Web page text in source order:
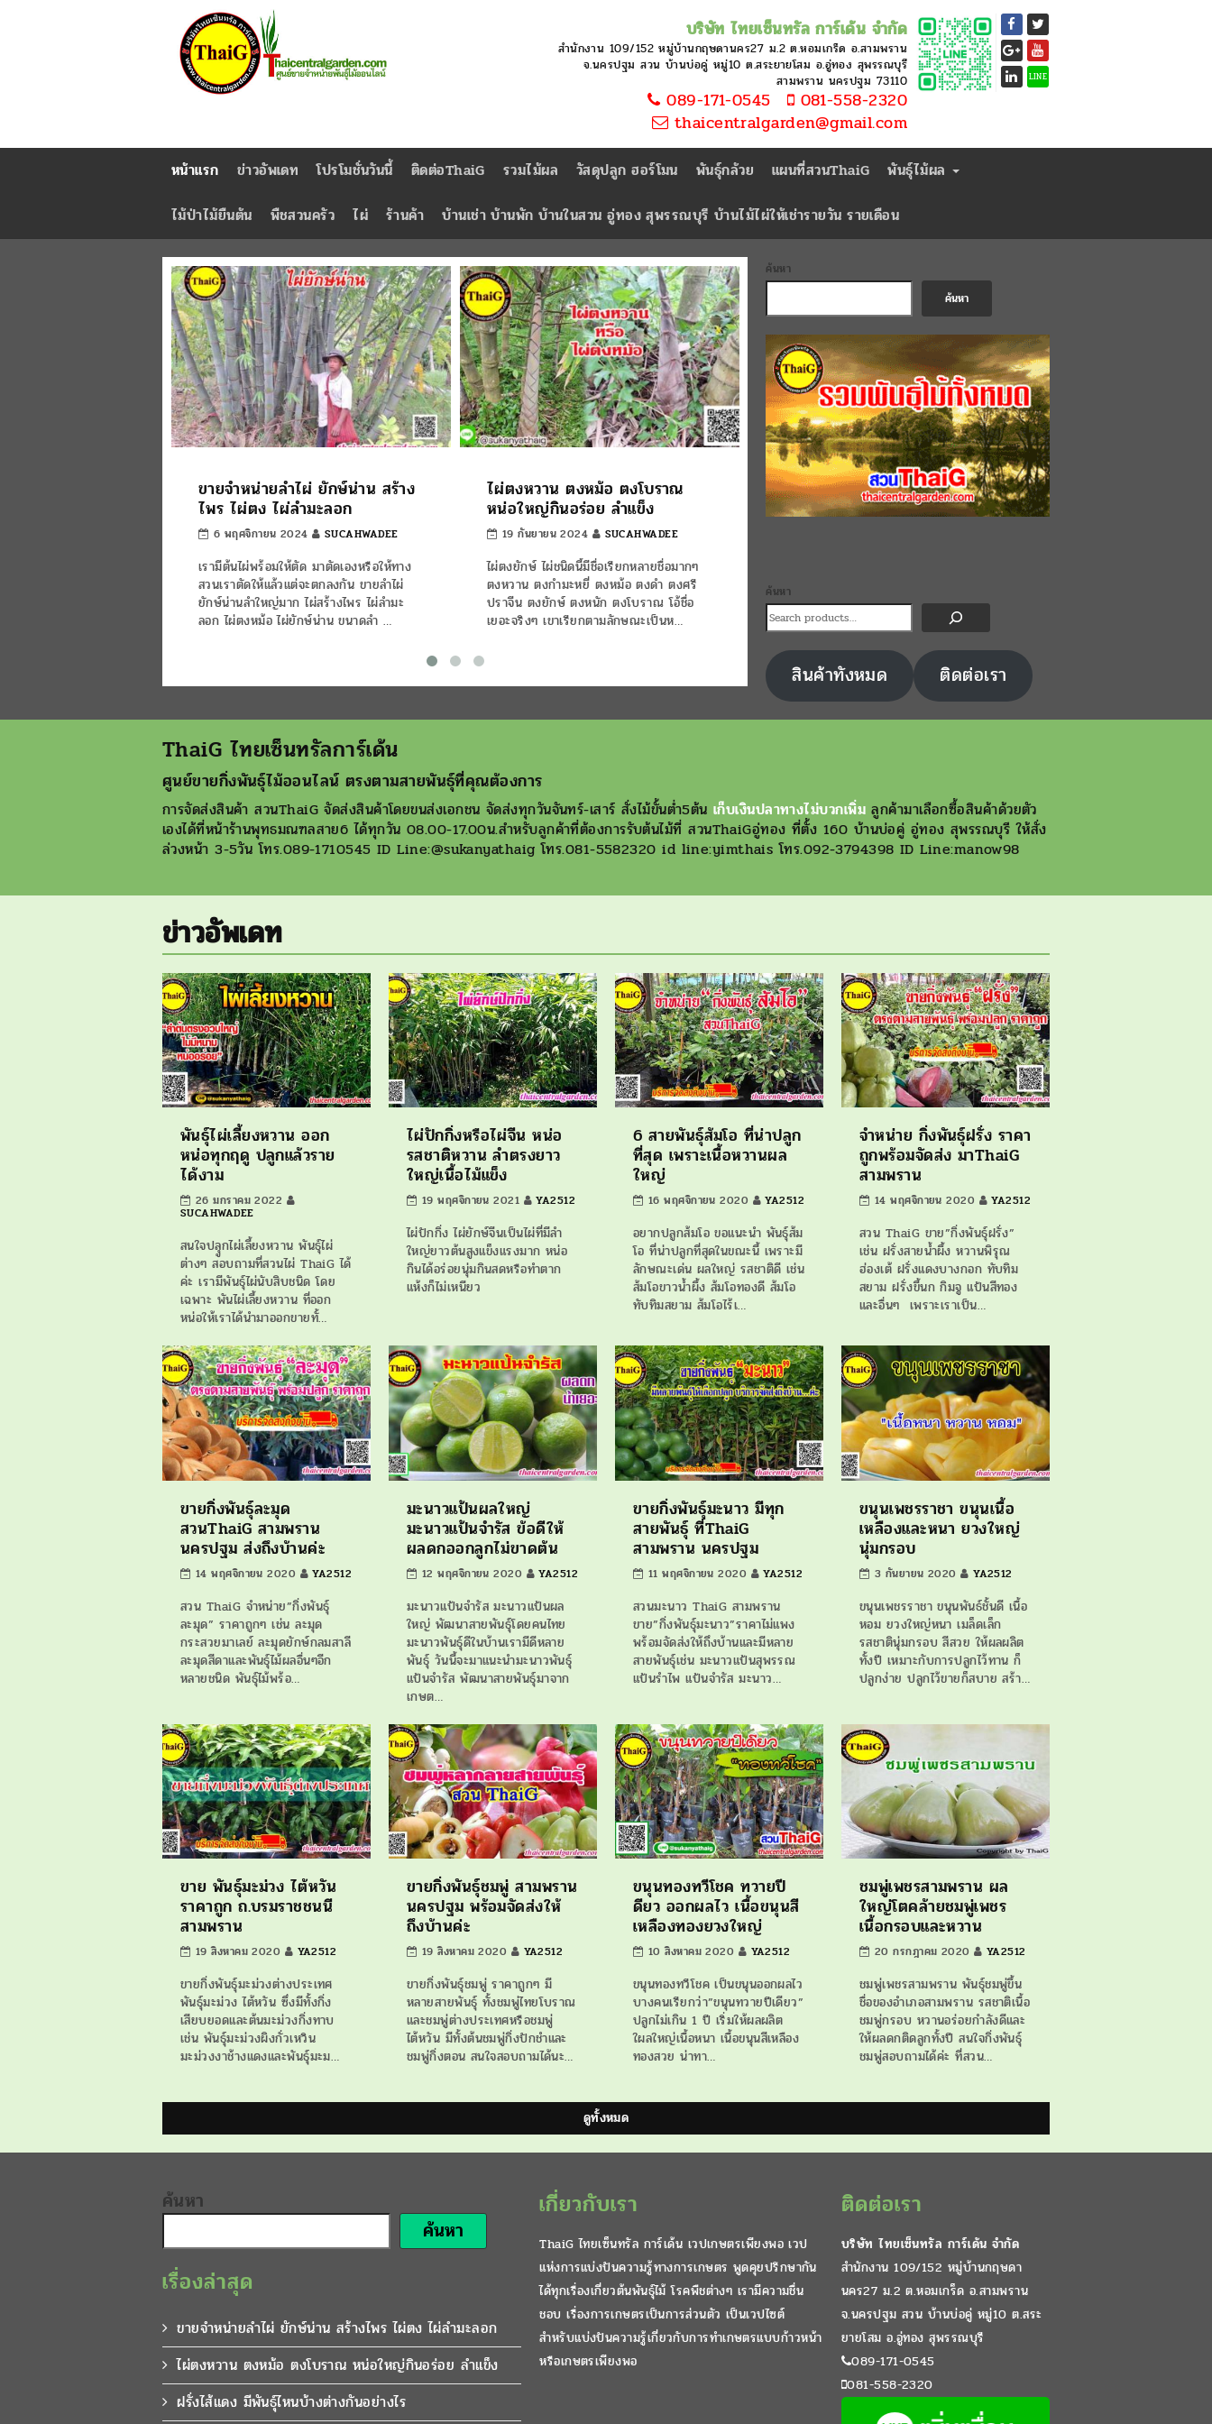
บริษัท ไทยเซ็นทรัล การ์เด้น จำกัด
สำนักงาน 109/152 หมู่บ้านกฤษดานคร27 ม.2 ต.หอมเกร็ด อ.สามพราน
จ.นครปฐม สวน บ้านบ่อคู่ หมู่10 ต.สระยายโสม อ.อู่ทอง สุพรรณบุรี
สามพราน นครปฐม 73110
089-171-0545
081-558-2320
thaicentralgarden@gmail.com
LINE
หน้าแรก ข่าวอัพเดท โปรโมชั่นวันนี้ ติดต่อThaiG รวมไม้ผล วัสดุปลูก ฮอร์โมน พันธุ์กล้วย แผนที่สวนThaiG
พันธุ์ไม้ผล
ไม้ป่าไม้ยืนต้น
พืชสวนครัว ไผ่ ร้านค้า บ้านเช่า บ้านพัก บ้านในสวน อู่ทอง สุพรรณบุรี บ้านไม้ไผ่ให้เช่ารายวัน รายเดือน
ขายจำหน่ายลำไผ่ ยักษ์น่าน สร้าง
ไพร ไผ่ตง ไผ่ลำมะลอก
6 พฤศจิกายน 2024 SUCAHWADEE
เรามีต้นไผ่พร้อมให้ตัด มาตัดเองหรือให้ทาง
สวนเราตัดให้แล้วแต่จะตกลงกัน ขายลำไผ่
ยักษ์น่านลำใหญ่มาก ไผ่สร้างไพร ไผ่ลำมะ
ลอก ไผ่ตงหม้อ ไผ่ยักษ์น่าน ขนาดลำ …
ไผ่ตงหวาน ตงหม้อ ตงโบราณ
หน่อใหญ่กินอร่อย ลำแข็ง
19 กันยายน 2024 SUCAHWADEE
ไผ่ตงยักษ์ ไผ่ชนิดนี้มีชื่อเรียกหลายชื่อมากๆ
ตงหวาน ตงกำมะหยี่ ตงหม้อ ตงดำ ตงศรี
ปราจีน ตงยักษ์ ตงหนัก ตงโบราณ โอ้ชื่อ
เยอะจริงๆ เขาเรียกตามลักษณะเป็นห…
ฝรั่งไส้แดง มีพันธุ์ไหนบ้างต่างกัน
อย่างไร
ในเป็นสีชมพูแดงหรือที่เรียกกันว่าฝรั่งไส้แดง
มีทั้งพันธุ์และพันธุ์ไต้หวัน ตัวที่นำเสนอพันธุ์
ไทยก่อน ฝรั่ง…
ค้นหา
ค้นหา
ค้นหา
สินค้าทังหมด ติดต่อเรา
ThaiG ไทยเซ็นทรัลการ์เด้น
ศูนย์ขายกิ่งพันธุ์ไม้ออนไลน์ ตรงตามสายพันธุ์ที่คุณต้องการ
การจัดส่งสินค้า สวนThaiG จัดส่งสินค้าโดยขนส่งเอกชน จัดส่งทุกวันจันทร์-เสาร์ สั่งไม้ขั้นต่ำ5ต้น เก็บเงินปลาทางไม่บวกเพิ่มลูกค้ามาเลือกซื้อสินค้าด้วยตัว
เองได้ที่หน้าร้านพุทธมณฑลสาย6 ได้ทุกวัน 08.00-17.00น.สำหรับลูกค้าที่ต้องการรับต้นไม้ที่ สวนThaiGอู่ทอง ที่ตั้ง 160 บ้านบ่อคู่ อู่ทอง สุพรรณบุรี ให้สั่ง
ล่วงหน้า 3-5วัน โทร.089-1710545 ID Line:@sukanyathaig โทร.081-5582320 id line:yimthais โทร.092-3794398 ID Line:manow98
ข่าวอัพเดท
พันธุ์ไผ่เลี้ยงหวาน ออก
หน่อทุกฤดู ปลูกแล้วราย
ได้งาม
26 มกราคม 2022
SUCAHWADEE
สนใจปลุูกไผ่เลี้ยงหวาน พันธุ์ไผ่
ต่างๆ สอบถามที่สวนไผ่ ThaiG ได้
ค่ะ เรามีพันธุ์ไผ่นับสิบชนิด โดย
เฉพาะ พันไผ่เลี้ยงหวาน ที่ออก
หน่อให้เราได้นำมาออกขายทั้…
ไผ่ปักกิ่งหรือไผ่จีน หน่อ
รสชาติหวาน ลำตรงยาว
ใหญ่เนื้อไม้แข็ง
19 พฤศจิกายน 2021 YA2512
ไผ่ปักกิ่ง ไผ่ยักษ์จีนเป็นไผ่ที่มีลำ
ใหญ่ยาวต้นสูงแข็งแรงมาก หน่อ
กินได้อร่อยนุ่มกินสดหรือทำตาก
แห้งก็ไม่เหนียว
6 สายพันธุ์ส้มโอ ที่น่าปลูก
ที่สุด เพราะเนื้อหวานผล
ใหญ่
16 พฤศจิกายน 2020 YA2512
อยากปลูกส้มโอ ขอแนะนำ พันธุ์ส้ม
โอ ที่น่าปลูกที่สุดในขณะนี้ เพราะมี
ลักษณะเด่น ผลใหญ่ รสชาติดี เช่น
ส้มโอขาวน้ำผึ้ง ส้มโอทองดี ส้มโอ
ทับทิมสยาม ส้มโอไร้เ…
จำหน่าย กิ่งพันธุ์ฝรั่ง ราคา
ถูกพร้อมจัดส่ง มาThaiG
สามพราน
14 พฤศจิกายน 2020 YA2512
สวน ThaiG ขาย”กิ่งพันธุ์ฝรั่ง”
เช่น ฝรั่งสายน้ำผึ้ง หวานพิรุณ
ฮ่องเต้ ฝรั่งแดงบางกอก ทับทิม
สยาม ฝรั่งขี้นก กิมจู แป้นสีทอง
และอื่นๆ เพราะเราเป็น…
ขายกิ่งพันธุ์ละมุด
สวนThaiG สามพราน
นครปฐม ส่งถึงบ้านค่ะ
14 พฤศจิกายน 2020 YA2512
สวน ThaiG จำหน่าย”กิ่งพันธุ์
ละมุด” ราคาถูกๆ เช่น ละมุด
กระสวยมาเลย์ ละมุดยักษ์กลมสาลี
ละมุดสีดาและพันธุ์ไม้ผลอื่นๆอีก
หลายชนิด พันธุ์ไม้พร้อ…
มะนาวแป้นผลใหญ่
มะนาวแป้นจำรัส ข้อดีให้
ผลดกออกลูกไม่ขาดต้น
12 พฤศจิกายน 2020 YA2512
มะนาวแป้นจำรัส มะนาวแป้นผล
ใหญ่ พัฒนาสายพันธุ์โดยคนไทย
มะนาวพันธุ์ดีในบ้านเรามีดีหลาย
พันธุ์ วันนี้จะมาแนะนำมะนาวพันธุ์
แป้นจำรัส พัฒนาสายพันธุ์มาจาก
เกษต…
ขายกิ่งพันธุ์มะนาว มีทุก
สายพันธุ์ ที่ThaiG
สามพราน นครปฐม
11 พฤศจิกายน 2020 YA2512
สวนมะนาว ThaiG สามพราน
ขาย”กิ่งพันธุ์มะนาว”ราคาไม่แพง
พร้อมจัดส่งให้ถึงบ้านและมีหลาย
สายพันธุ์เช่น มะนาวแป้นสุพรรณ
แป้นรำไพ แป้นจำรัส มะนาว…
ขนุนเพชรราชา ขนุนเนื้อ
เหลืองและหนา ยวงใหญ่
นุ่มกรอบ
3 กันยายน 2020 YA2512
ขนุนเพชรราชา ขนุนพันธ์ชั้นดี เนื้อ
หอม ยวงใหญ่หนา เมล็ดเล็ก
รสชาตินุ่มกรอบ สีสวย ให้ผลผลิต
ทั้งปี เหมาะกับการปลูกไว้ทาน ก็
ปลูกง่าย ปลูกไว้ขายก็สบาย สร้า…
ขาย พันธุ์มะม่วง ไต้หวัน
ราคาถูก ถ.บรมราชชนนี
สามพราน
19 สิงหาคม 2020 YA2512
ขายกิ่งพันธุ์มะม่วงต่างประเทศ
พันธุ์มะม่วง ไต้หวัน ซึ่งมีทั้งกิ่ง
เสียบยอดและต้นมะม่วงกิ่งทาบ
เช่น พันธุ์มะม่วงผิงกั่วเหวิน
มะม่วงงาช้างแดงและพันธุ์มะม…
ขายกิ่งพันธุ์ชมพู่ สามพราน
นครปฐม พร้อมจัดส่งให้
ถึงบ้านค่ะ
19 สิงหาคม 2020 YA2512
ขายกิ่งพันธุ์ชมพู่ ราคาถูกๆ มี
หลายสายพันธุ์ ทั้งชมพู่ไทยโบราณ
และชมพู่ต่างประเทศหรือชมพู่
ไต้หวัน มีทั้งต้นชมพู่กิ่งปักชำและ
ชมพู่กิ่งตอน สนใจสอบถามได้นะ…
ขนุนทองทวีโชค ทวายปี
ดียว ออกผลไว เนื้อขนุนสี
เหลืองทองยวงใหญ่
10 สิงหาคม 2020 YA2512
ขนุนทองทวีโชค เป็นขนุนออกผลไว
บางคนเรียกว่า”ขนุนทวายปีเดียว”
ปลูกไม่เกิน 1 ปี เริ่มให้ผลผลิต
ใผลใหญ่เนื้อหนา เนื้อขนุนสีเหลือง
ทองสวย น่าทา…
ชมพู่เพชรสามพราน ผล
ใหญ่โตคล้ายชมพู่เพชร
เนื้อกรอบและหวาน
20 กรกฎาคม 2020 YA2512
ชมพู่เพชรสามพราน พันธุ์ชมพู่ขึ้น
ชื่อของอำเภอสามพราน รสชาติเนื้อ
ชมพู่กรอบ หวานอร่อยกำลังดีและ
ให้ผลดกติดลูกทั้งปี สนใจกิ่งพันธุ์
ชมพู่สอบถามได้ค่ะ ที่สวน…
ดูทั้งหมด
ค้นหา
ค้นหา
เรื่องล่าสุด
ขายจำหน่ายลำไผ่ ยักษ์น่าน สร้างไพร ไผ่ตง ไผ่ลำมะลอก
ไผ่ตงหวาน ตงหม้อ ตงโบราณ หน่อใหญ่กินอร่อย ลำแข็ง
ฝรั่งไส้แดง มีพันธุ์ไหนบ้างต่างกันอย่างไร
เกี่ยวกับเรา
ThaiG ไทยเซ็นทรัล การ์เด้น เวปเกษตรเพียงพอ เวป
แห่งการแบ่งปันความรู้ทางการเกษตร พูดคุยปรึกษากัน
ได้ทุกเรื่องเกี่ยวต้นพันธุ์ไม้ โรคพืชต่างๆ เรามีความชื่น
ชอบ เรื่องการเกษตรเป็นการส่วนตัว เป็นเวปไซต์
สำหรับแบ่งปันความรู้เกี่ยวกับการทำเกษตรแบบก้าวหน้า
หรือเกษตรเพียงพอ
ติดต่อเรา
บริษัท ไทยเซ็นทรัล การ์เด้น จำกัด
สำนักงาน 109/152 หมู่บ้านกฤษดา
นคร27 ม.2 ต.หอมเกร็ด อ.สามพราน
จ.นครปฐม สวน บ้านบ่อคู่ หมู่10 ต.สระ
ยายโสม อ.อู่ทอง สุพรรณบุรี
089-171-0545
081-558-2320